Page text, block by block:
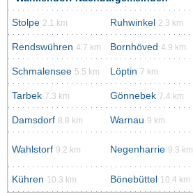
Stolpe 2.1 km Ruhwinkel 2.3 km
Rendswühren 4.7 km Bornhöved 4.9 km
Schmalensee 5.5 km Löptin 7 km
Tarbek 7.3 km Gönnebek 7.4 km
Damsdorf 8.8 km Warnau 9 km
Wahlstorf 9.2 km Negenharrie 9.3 km
Kühren 10.3 km Bönebüttel 10.4 km